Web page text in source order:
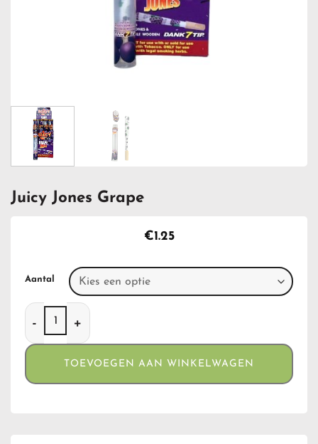
Juicy Jones Grape
€1.25
Aantal
Juicy Jones Grape aantal
TOEVOEGEN AAN WINKELWAGEN